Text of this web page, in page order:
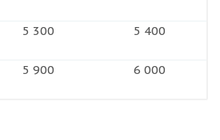
5 300 5 400
5 900 6 000